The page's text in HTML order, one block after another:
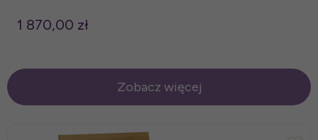
1 870,00 zł
Zobacz więcej